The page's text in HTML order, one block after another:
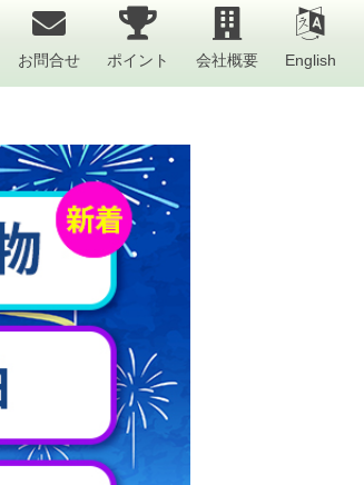
お問合せ ポイント 会社概要 English